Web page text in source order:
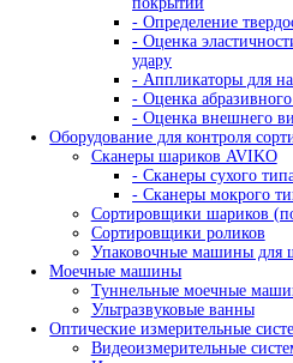
снимков
- Магнитные
-
- Резаки для
- Бумага
Проявочные машины
- Проявочные
- Сушильные
-
- Аксессуары
Дозиметры
Твердомеры
Динамические
Переносные
Стационарные
Твердомеры для